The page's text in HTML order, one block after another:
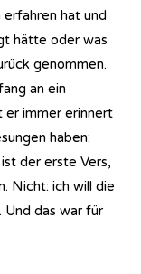
hat und
hätte oder was
genommen.
an ein
er immer erinnert
haben:
der erste Vers,
Nicht: ich will die
Und das war für